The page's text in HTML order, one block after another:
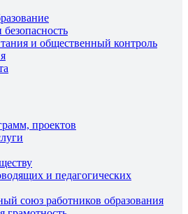
и общественный контроль
проектов
и педагогических
союз работников образования